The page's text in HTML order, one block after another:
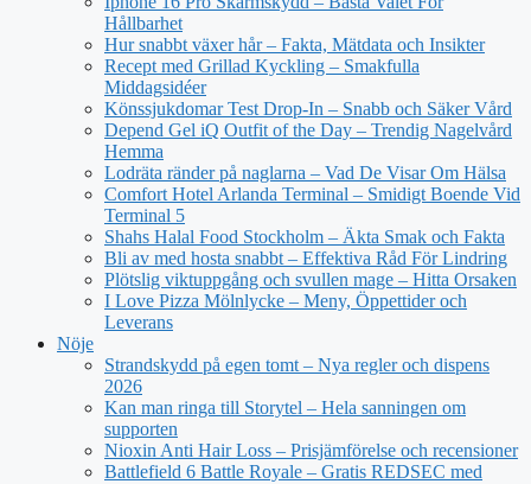
Hållbarhet
Hur snabbt växer hår – Fakta, Mätdata och Insikter
Recept med Grillad Kyckling – Smakfulla
Middagsidéer
Könssjukdomar Test Drop-In – Snabb och Säker Vård
Depend Gel iQ Outfit of the Day – Trendig Nagelvård
Hemma
Lodräta ränder på naglarna – Vad De Visar Om Hälsa
Comfort Hotel Arlanda Terminal – Smidigt Boende Vid
Terminal 5
Shahs Halal Food Stockholm – Äkta Smak och Fakta
Bli av med hosta snabbt – Effektiva Råd För Lindring
Plötslig viktuppgång och svullen mage – Hitta Orsaken
I Love Pizza Mölnlycke – Meny, Öppettider och
Leverans
Nöje
Strandskydd på egen tomt – Nya regler och dispens
2026
Kan man ringa till Storytel – Hela sanningen om
supporten
Nioxin Anti Hair Loss – Prisjämförelse och recensioner
Battlefield 6 Battle Royale – Gratis REDSEC med